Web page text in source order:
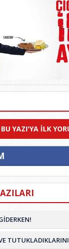
BU YAZI'YA ILK